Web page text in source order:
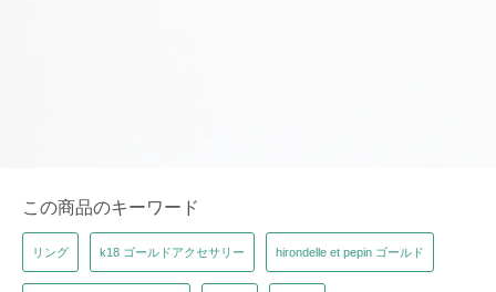
この商品のキーワード
リング k18 ゴールドアクセサリー hirondelle et pepin ゴールド